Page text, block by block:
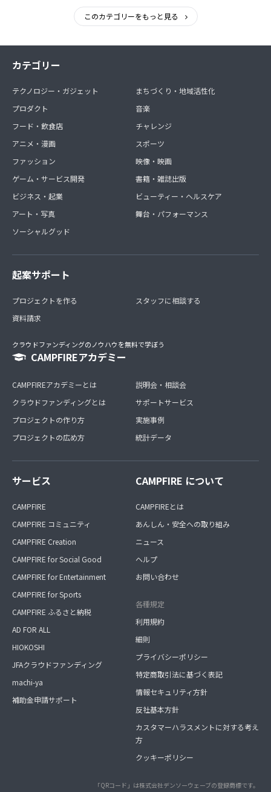
このカテゴリーをもっと見る
カテゴリー
テクノロジー・ガジェット
プロダクト
フード・飲食店
アニメ・漫画
ファッション
ゲーム・サービス開発
ビジネス・起業
アート・写真
ソーシャルグッド
まちづくり・地域活性化
音楽
チャレンジ
スポーツ
映像・映画
書籍・雑誌出版
ビューティー・ヘルスケア
舞台・パフォーマンス
起案サポート
プロジェクトを作る
資料請求
スタッフに相談する
クラウドファンディングのノウハウを無料で学ぼう
CAMPFIREアカデミー
CAMPFIREアカデミーとは
クラウドファンディングとは
プロジェクトの作り方
プロジェクトの広め方
説明会・相談会
サポートサービス
実施事例
統計データ
サービス
CAMPFIRE
CAMPFIRE コミュニティ
CAMPFIRE Creation
CAMPFIRE for Social Good
CAMPFIRE for Entertainment
CAMPFIRE for Sports
CAMPFIRE ふるさと納税
AD FOR ALL
HIOKOSHI
JFAクラウドファンディング
machi-ya
補助金申請サポート
CAMPFIRE について
CAMPFIREとは
あんしん・安全への取り組み
ニュース
ヘルプ
お問い合わせ
各種規定
利用規約
細則
プライバシーポリシー
特定商取引法に基づく表記
情報セキュリティ方針
反社基本方針
カスタマーハラスメントに対する考え
方
クッキーポリシー
「QRコード」は株式会社デンソーウェーブの登録商標です。